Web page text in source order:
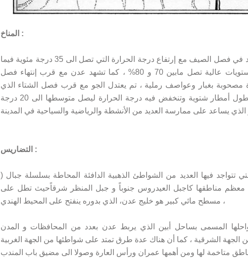
المناخ :
يتميز مناخ عدن بالحر الشديد في فصل الصيف مع إرتفاع درجة الحرارة التي تصل الى 35 درجة مئوية فيما
نسبة الرطوبة ترتفع الى مستويات عالية تصل مابين 70 و 80% ، كما تشهد عدن مع قرب إنتهاء فصل
مصحوبة بغبار وعواصف رملية ، تم يعتدل الجو مع قرب فصل الشتاء الذي
عادة ما تشهد خلاله عدن هطول أمطار شتوية وتنخفض فيه درجة الحرارة ليصل متوسطها الى 20 درجة
التضاريس :
تتواجد فيها العديد من الشواطئ الذهبية الدافئة المحاطة بسلسلة جبال (
مناطقها كاجبل العيدروس جنوباً و جبل المنظر شرقاًحيث تطل على
مسطح مائي كبير هو خليج عدن، الذي بدوره ينفتح على المحيط الهندي ،
المسمى بساحل أبين الذي يربط عدن بعدد من المحافظات و المدن
من الجهة الشرقية ، كما أن هناك عدة طرق تمتد على شواطئها من الجهة الغربية